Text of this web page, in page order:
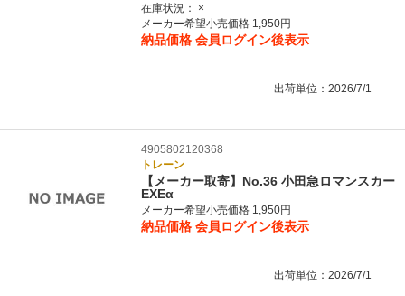
在庫状況：
×
メーカー希望小売価格 1,950円
納品価格 会員ログイン後表示
出荷単位：2026/7/1
4905802120368
トレーン
【メーカー取寄】No.36 小田急ロマンスカー
EXEα
メーカー希望小売価格 1,950円
納品価格 会員ログイン後表示
出荷単位：2026/7/1